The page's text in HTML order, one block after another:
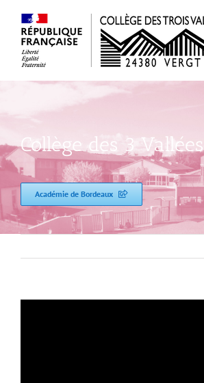
contenu
Collège des 3 Vallées
Académie de Bordeaux